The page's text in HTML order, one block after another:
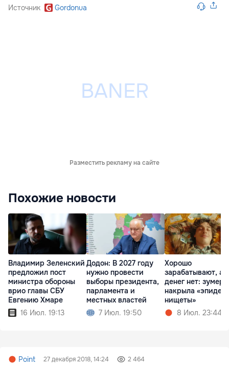
Источник Gordonua
Разместить рекламу на сайте
Похожие новости
Владимир Зеленский
предложил пост
министра обороны
врио главы СБУ
Евгению Хмаре
16 Июл. 19:13
Додон: В 2027 году
нужно провести
выборы президента,
парламента и
местных властей
7 Июл. 19:50
Хорошо
зарабатывают, а
денег нет:
накрыла
нищеты»
8 Июл. 23:44
Point 27 декабря 2018, 14:24 2 464